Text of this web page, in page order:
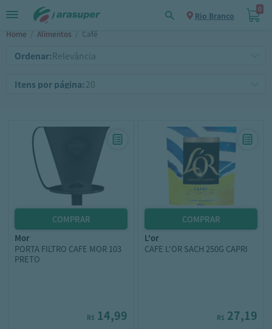
Rio Branco
0
Home / Alimentos / Café
Ordenar:
Itens por página:
mor
PORTA FILTRO CAFE MOR 103
PRETO
R$ 14,99
l'or
CAFE L'OR SACH 250G CAPRI
R$ 27,19